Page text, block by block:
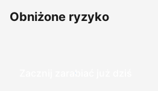
Obniżone ryzyko
Zacznij zarabiać już dziś